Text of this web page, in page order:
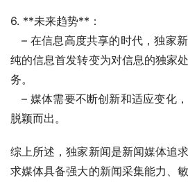
6. **未来趋势**：
纯的信息首发转变为对信息的独家
务。
脱颖而出。
综上所述，独家新闻是新闻媒体追
求媒体具备强大的新闻采集能力、